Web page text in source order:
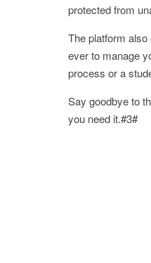
protected from
The platform
ever to manage
process or a
Say goodbye to
you need it.#3#